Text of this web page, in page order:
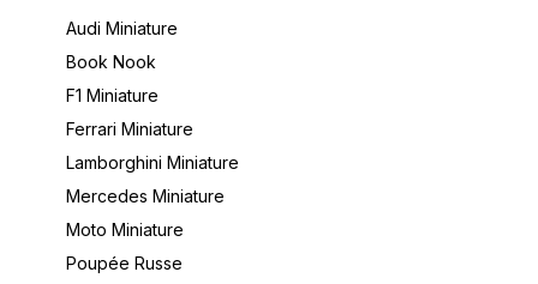
Audi Miniature
Book Nook
F1 Miniature
Ferrari Miniature
Lamborghini Miniature
Mercedes Miniature
Moto Miniature
Poupée Russe